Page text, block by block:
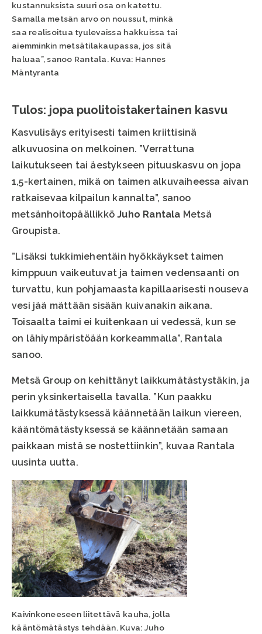
kustannuksista suuri osa on katettu.
Samalla metsän arvo on noussut, minkä
saa realisoitua tyulevaissa hakkuissa tai
aiemminkin metsätilakaupassa, jos sitä
haluaa”, sanoo Rantala. Kuva: Hannes
Mäntyranta
Tulos: jopa puolitoistakertainen kasvu
Kasvulisäys erityisesti taimen kriittisinä
alkuvuosina on melkoinen. ”Verrattuna
laikutukseen tai äestykseen pituuskasvu on jopa
1,5-kertainen, mikä on taimen alkuvaiheessa aivan
ratkaisevaa kilpailun kannalta”, sanoo
metsänhoitopäällikköJuho Rantala Metsä
Groupista.
”Lisäksi tukkimiehentäin hyökkäykset taimen
kimppuun vaikeutuvat ja taimen vedensaanti on
turvattu, kun pohjamaasta kapillaarisesti nouseva
vesi jää mättään sisään kuivanakin aikana.
Toisaalta taimi ei kuitenkaan ui vedessä, kun se
on lähiympäristöään korkeammalla”, Rantala
sanoo.
Metsä Group on kehittänyt laikkumätästystäkin, ja
perin yksinkertaisella tavalla. ”Kun paakku
laikkumätästyksessä käännetään laikun viereen,
kääntömätästyksessä se käännetään samaan
paikkaan mistä se nostettiinkin”, kuvaa Rantala
uusinta uutta.
Kaivinkoneeseen liitettävä kauha, jolla
kääntömätästys tehdään. Kuva: Juho